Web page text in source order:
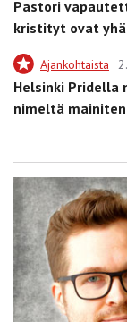
Pastori
kristityt ovat
Ajankohtaista
Helsinki
nimeltä